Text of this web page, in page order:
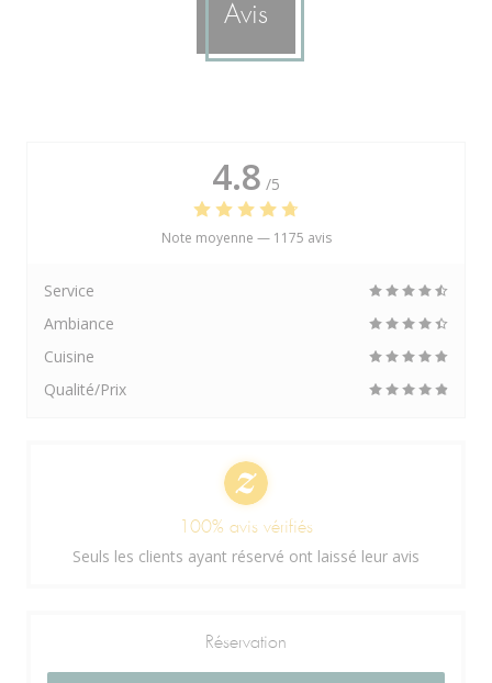
Avis
4.8 /5
Note moyenne — 1175 avis
Service
Ambiance
Cuisine
Qualité/Prix
100% avis vérifiés
Seuls les clients ayant réservé ont laissé leur avis
Réservation